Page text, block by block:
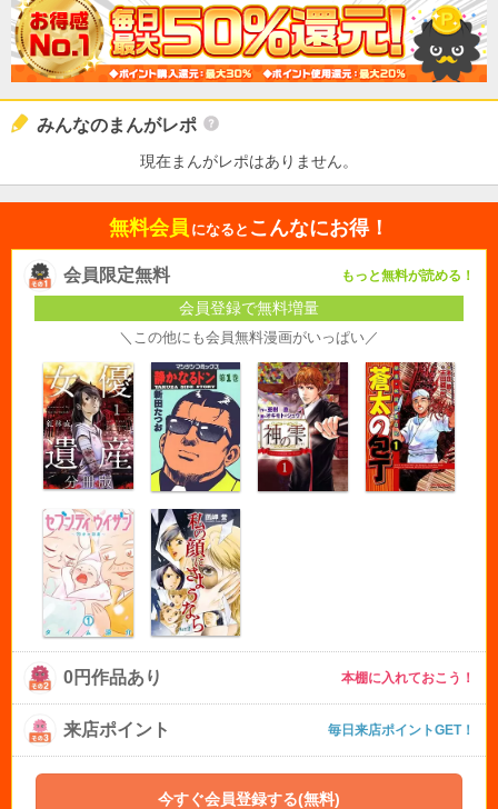
みんなのまんがレポ
現在まんがレポはありません。
無料会員 になると こんなにお得！
会員限定無料 もっと無料が読める！
会員登録で無料増量
＼この他にも会員無料漫画がいっぱい／
0円作品あり 本棚に入れておこう！
来店ポイント 毎日来店ポイントGET！
今すぐ会員登録する(無料)